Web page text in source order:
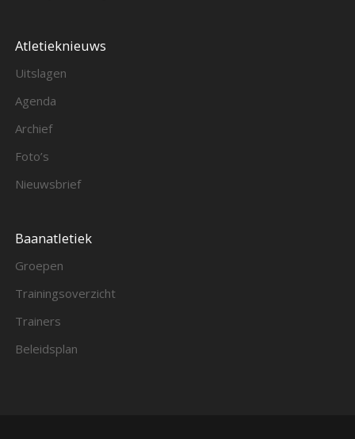
Atletieknieuws
Uitslagen
Agenda
Archief
Foto’s
Nieuwsbrief
Baanatletiek
Groepen
Trainingsoverzicht
Trainers
Beleidsplan